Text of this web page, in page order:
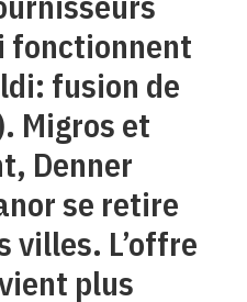
fonctionnent
fusion de
Migros et
Denner
se retire
villes. L’offre
plus